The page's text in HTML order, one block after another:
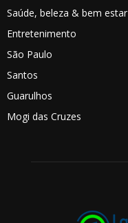
Saúde, beleza & bem estar
Entretenimento
São Paulo
Santos
Guarulhos
Mogi das Cruzes